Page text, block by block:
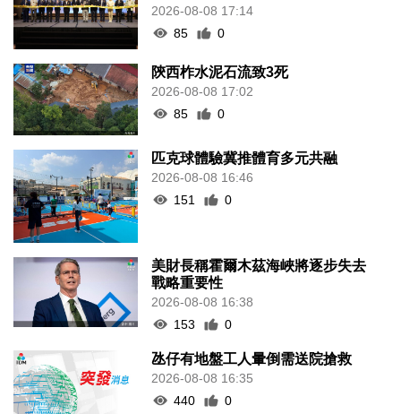
2026-08-08 17:14
85
0
陝西柞水泥石流致3死
2026-08-08 17:02
85
0
匹克球體驗冀推體育多元共融
2026-08-08 16:46
151
0
美財長稱霍爾木茲海峽將逐步失去
戰略重要性
2026-08-08 16:38
153
0
氹仔有地盤工人暈倒需送院搶救
2026-08-08 16:35
440
0